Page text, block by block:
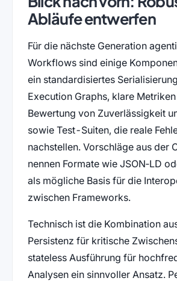
Abläufe entwerfen
Für die nächste Generation
Workflows sind einige
ein standardisiertes
Execution Graphs, klare
Bewertung von Zuverlässigkeit
sowie Test-Suiten, die reale
nachstellen. Vorschläge aus der
nennen Formate wie JSON‑LD
als mögliche Basis für die
zwischen Frameworks.
Technisch ist die Kombination
Persistenz für kritische
stateless Ausführung für
Analysen ein sinnvoller Ansatz.